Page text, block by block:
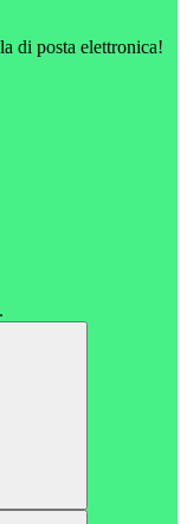
di posta elettronica!